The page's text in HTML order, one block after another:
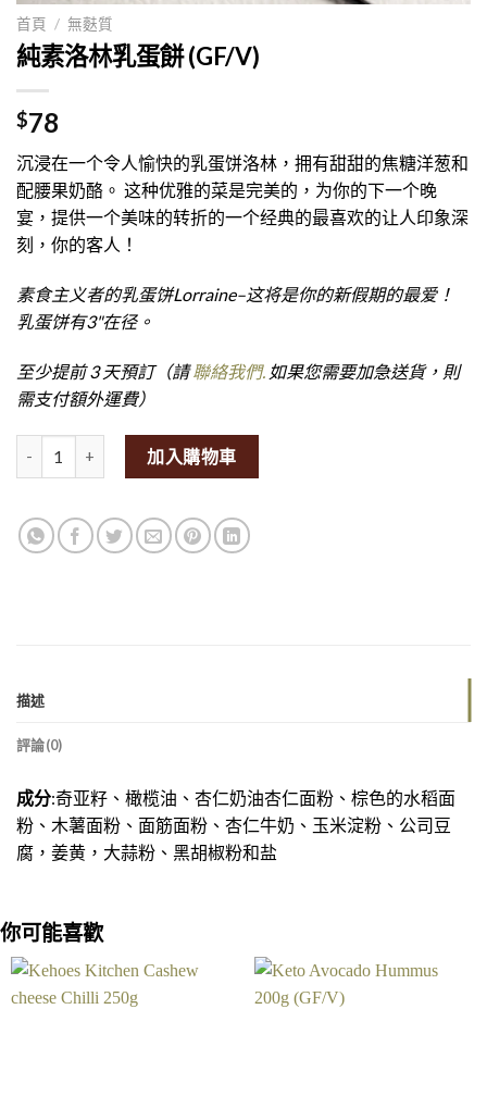
首頁 / 無麩質
純素洛林乳蛋餅 (GF/V)
$78
沉浸在一个令人愉快的乳蛋饼洛林，拥有甜甜的焦糖洋葱和
配腰果奶酪。 这种优雅的菜是完美的，为你的下一个晚
宴，提供一个美味的转折的一个经典的最喜欢的让人印象深
刻，你的客人！
素食主义者的乳蛋饼Lorraine–这将是你的新假期的最爱！
乳蛋饼有3"在径。
至少提前 3 天預訂（請聯絡我們. 如果您需要加急送貨，則
需支付額外運費）
Quiche Lorraine (GF/V)量
加入購物車
描述
評論(0)
成分:奇亚籽、橄榄油、杏仁奶油杏仁面粉、棕色的水稻面
粉、木薯面粉、面筋面粉、杏仁牛奶、玉米淀粉、公司豆
腐，姜黄，大蒜粉、黑胡椒粉和盐
你可能喜歡